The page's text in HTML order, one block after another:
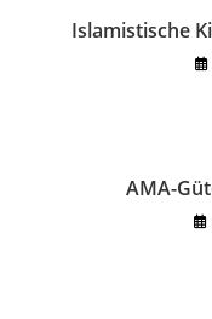
Islamistische
AMA-